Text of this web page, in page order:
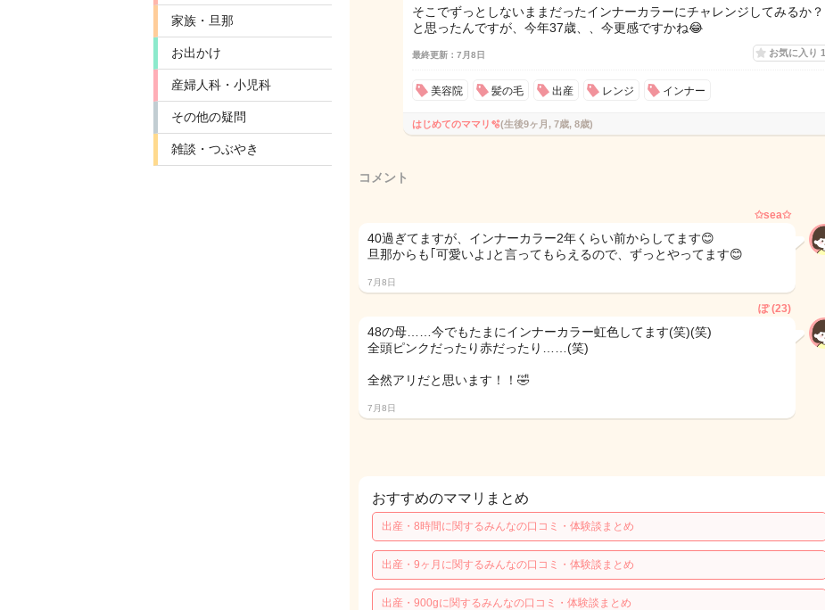
家族・旦那
お出かけ
産婦人科・小児科
その他の疑問
雑談・つぶやき
そこでずっとしないままだったインナーカラーにチャレンジしてみるか？
と思ったんですが、今年37歳、、今更感ですかね😂
最終更新：7月8日 お気に入り 1
美容院 髪の毛 出産 レンジ インナー
はじめてのママリ🫧(生後9ヶ月, 7歳, 8歳)
コメント
✩sea✩
40過ぎてますが、インナーカラー2年くらい前からしてます😊
旦那からも｢可愛いよ｣と言ってもらえるので、ずっとやってます😊
7月8日
ぽ (23)
48の母……今でもたまにインナーカラー虹色してます(笑)(笑)
全頭ピンクだったり赤だったり……(笑)
全然アリだと思います！！🤣
7月8日
おすすめのママリまとめ
出産・8時間に関するみんなの口コミ・体験談まとめ
出産・9ヶ月に関するみんなの口コミ・体験談まとめ
出産・900gに関するみんなの口コミ・体験談まとめ